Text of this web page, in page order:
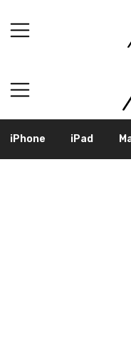
iPhone